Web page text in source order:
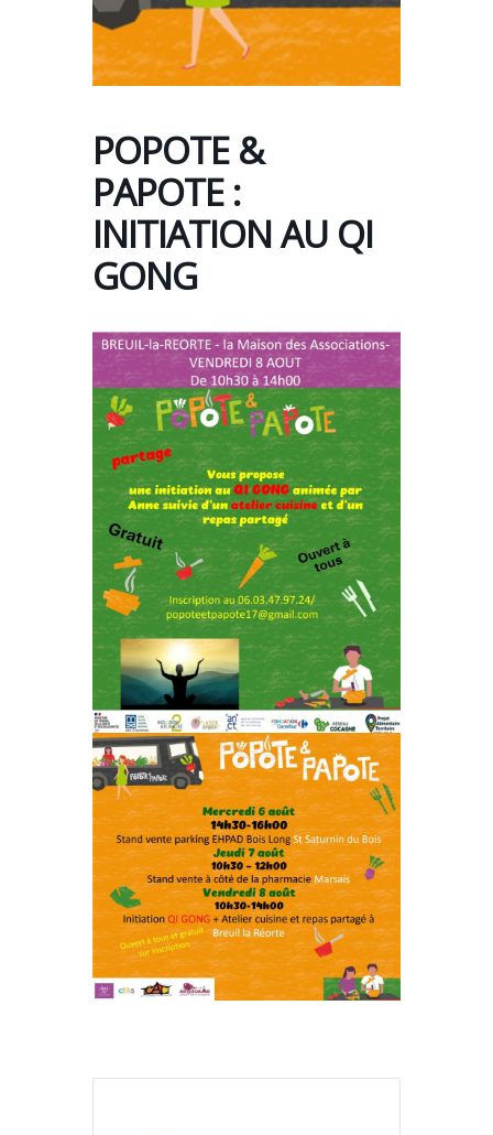
POPOTE &
PAPOTE :
INITIATION AU QI
GONG